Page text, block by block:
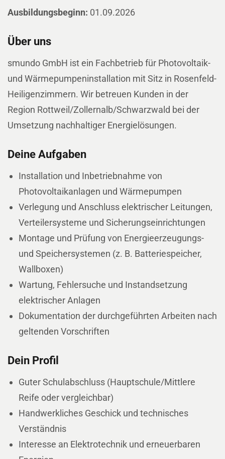
Ausbildungsbeginn: 01.09.2026
Über uns
smundo GmbH ist ein Fachbetrieb für Photovoltaik-
und Wärmepumpeninstallation mit Sitz in Rosenfeld-
Heiligenzimmern. Wir betreuen Kunden in der
Region Rottweil/Zollernalb/Schwarzwald bei der
Umsetzung nachhaltiger Energielösungen.
Deine Aufgaben
Installation und Inbetriebnahme von
Photovoltaikanlagen und Wärmepumpen
Verlegung und Anschluss elektrischer Leitungen,
Verteilersysteme und Sicherungseinrichtungen
Montage und Prüfung von Energieerzeugungs-
und Speichersystemen (z. B. Batteriespeicher,
Wallboxen)
Wartung, Fehlersuche und Instandsetzung
elektrischer Anlagen
Dokumentation der durchgeführten Arbeiten nach
geltenden Vorschriften
Dein Profil
Guter Schulabschluss (Hauptschule/Mittlere
Reife oder vergleichbar)
Handwerkliches Geschick und technisches
Verständnis
Interesse an Elektrotechnik und erneuerbaren